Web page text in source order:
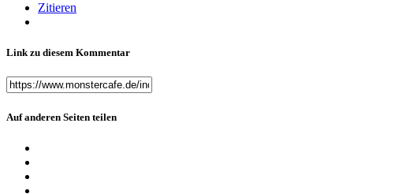
Zitieren
Link zu diesem Kommentar
Auf anderen Seiten teilen